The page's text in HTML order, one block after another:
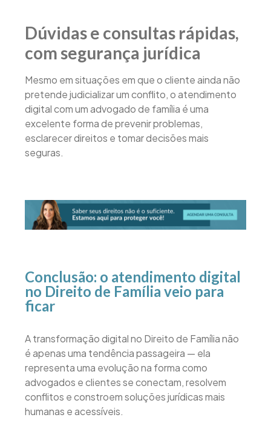
Dúvidas e consultas rápidas,
com segurança jurídica
Mesmo em situações em que o cliente ainda não
pretende judicializar um conflito, o atendimento
digital com um advogado de família é uma
excelente forma de prevenir problemas,
esclarecer direitos e tomar decisões mais
seguras.
Conclusão: o atendimento digital
no Direito de Família veio para
ficar
A transformação digital no Direito de Família não
é apenas uma tendência passageira — ela
representa uma evolução na forma como
advogados e clientes se conectam, resolvem
conflitos e constroem soluções jurídicas mais
humanas e acessíveis.